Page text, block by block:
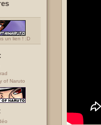
un lien ! :D
of Naruto